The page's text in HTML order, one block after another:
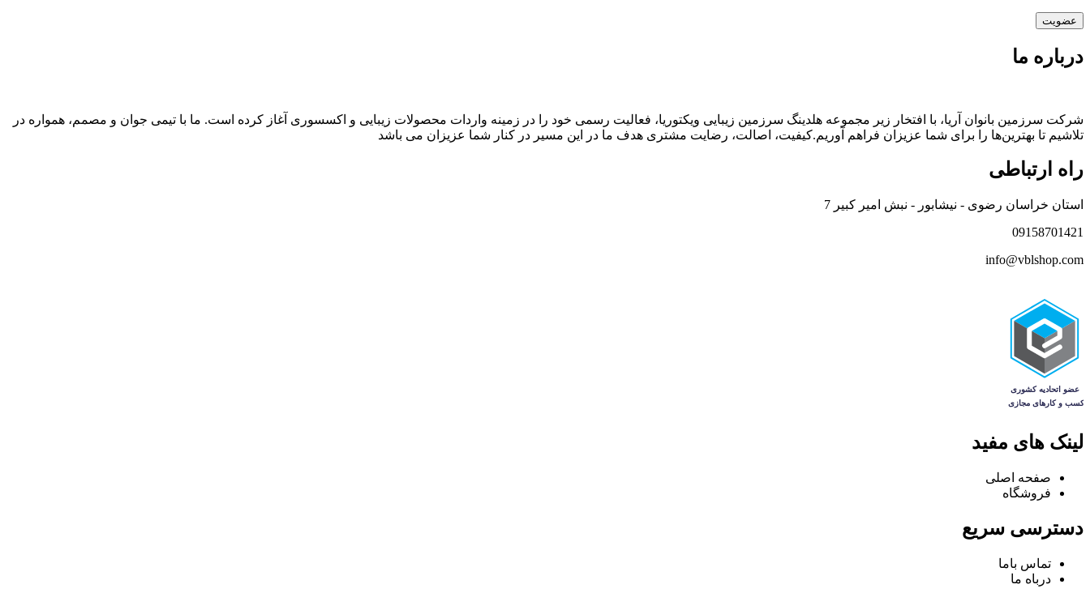
درباره ما
شرکت سرزمین بانوان آریا، با افتخار زیر مجموعه هلدینگ سرزمین زیبایی ویکتوریا، فعالیت رسمی خود را در زمینه واردات محصولات زیبایی و اکسسوری آغاز کرده است. ما با تیمی جوان و مصمم، همواره در
تلاشیم تا بهترین‌ها را برای شما عزیزان فراهم آوریم.کیفیت، اصالت، رضایت مشتری هدف ما در این مسیر در کنار شما عزیزان می باشد
راه ارتباطی
استان خراسان رضوی - نیشابور - نبش امیر کبیر 7
09158701421
info@vblshop.com
لینک های مفید
صفحه اصلی
فروشگاه
دسترسی سریع
تماس باما
درباه ما